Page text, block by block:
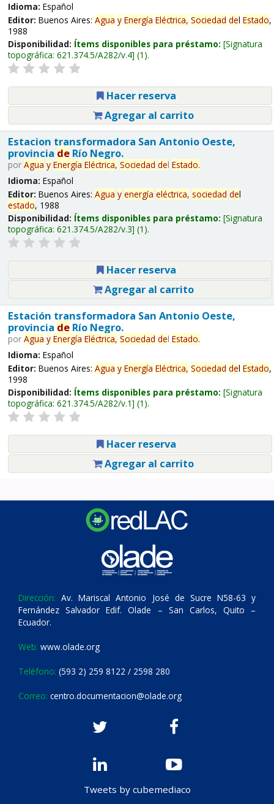
Idioma: Español
Editor: Buenos Aires: Agua y Energía Eléctrica, Sociedad del Estado,
1988
Disponibilidad: Ítems disponibles para préstamo: Signatura
topográfica: 621.374.5/A282/v.4 (1).
Hacer reserva
Agregar al carrito
Estacion transformadora San Antonio Oeste,
provincia deRío Negro.
por Agua y Energía Eléctrica, Sociedad del Estado.
Idioma: Español
Editor: Buenos Aires: Agua y energía eléctrica, sociedad del
estado, 1988
Disponibilidad: Ítems disponibles para préstamo: Signatura
topográfica: 621.374.5/A282/v.3 (1).
Hacer reserva
Agregar al carrito
Estación transformadora San Antonio Oeste,
provincia deRío Negro.
por Agua y Energía Eléctrica, Sociedad del Estado.
Idioma: Español
Editor: Buenos Aires: Agua y Energía Eléctrica, Sociedad del Estado,
1998
Disponibilidad: Ítems disponibles para préstamo: Signatura
topográfica: 621.374.5/A282/v.1 (1).
Hacer reserva
Agregar al carrito
Dirección: Av. Mariscal Antonio José de Sucre N58-63 y
Fernández Salvador Edif. Olade – San Carlos, Quito –
Ecuador.
Web: www.olade.org
Teléfono: (593 2) 259 8122 / 2598 280
Correo: centro.documentacion@olade.org
Tweets by cubemediaco